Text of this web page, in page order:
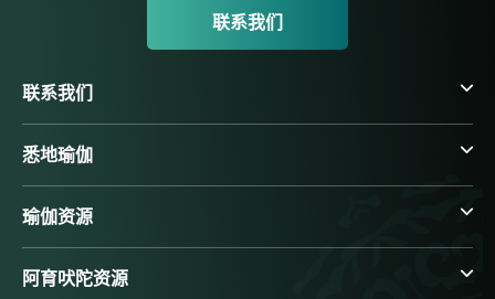
联系我们
联系我们
悉地瑜伽
瑜伽资源
阿育吠陀资源